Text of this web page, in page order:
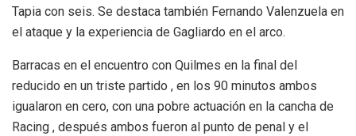
Tapia con seis. Se destaca también Fernando Valenzuela en
el ataque y la experiencia de Gagliardo en el arco.
Barracas en el encuentro con Quilmes en la final del
reducido en un triste partido , en los 90 minutos ambos
igualaron en cero, con una pobre actuación en la cancha de
Racing , después ambos fueron al punto de penal y el